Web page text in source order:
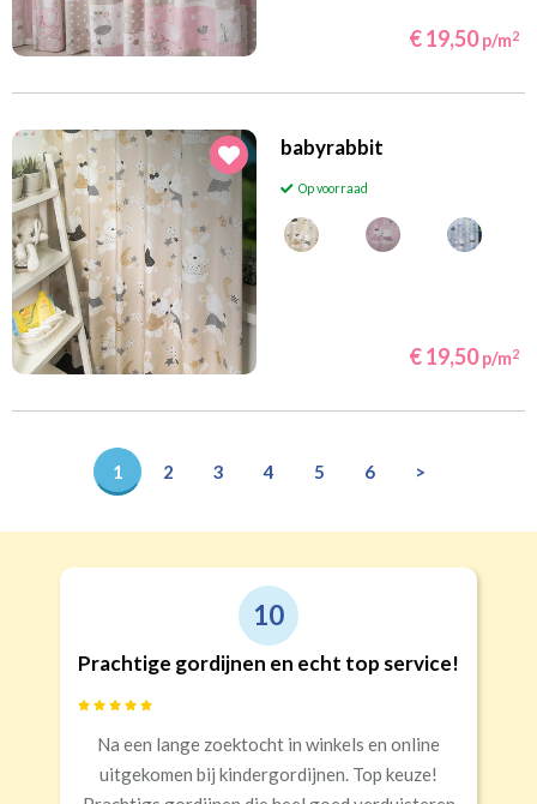
€ 19,50 p/m2
babyrabbit
Op voorraad
€ 19,50 p/m2
1 2 3 4 5 6 >
9
Goede kwaliteit en service!
Snelle levering, alles netjes aangekomen